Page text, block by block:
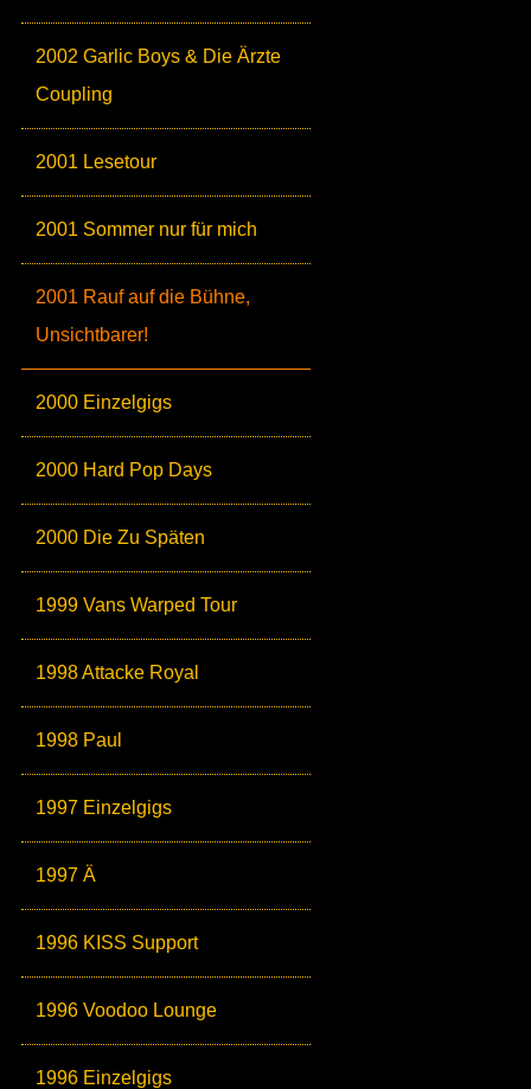
2002 Garlic Boys & Die Ärzte
Coupling
2001 Lesetour
2001 Sommer nur für mich
2001 Rauf auf die Bühne,
Unsichtbarer!
2000 Einzelgigs
2000 Hard Pop Days
2000 Die Zu Späten
1999 Vans Warped Tour
1998 Attacke Royal
1998 Paul
1997 Einzelgigs
1997 Ä
1996 KISS Support
1996 Voodoo Lounge
1996 Einzelgigs